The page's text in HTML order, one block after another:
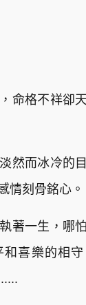
命格不祥卻
然而冰冷的
情刻骨銘心。
著一生，哪
喜樂的相